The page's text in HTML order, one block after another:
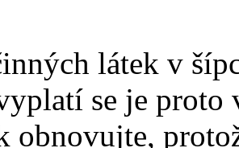
látek v
se je proto
obnovujte,